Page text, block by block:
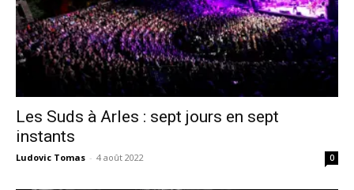
Les Suds à Arles : sept jours en sept
instants
Ludovic Tomas - 4 août 2022 0